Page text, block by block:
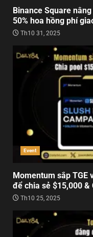
Binance Square
50% hoa hồng phí
Th10 31, 2025
Event
Momentum sắp TGE
để chia sẻ $15,000 &
Th10 25, 2025